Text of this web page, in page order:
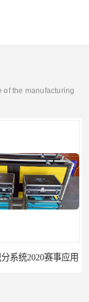
of the manufacturing
系统2020赛事应用